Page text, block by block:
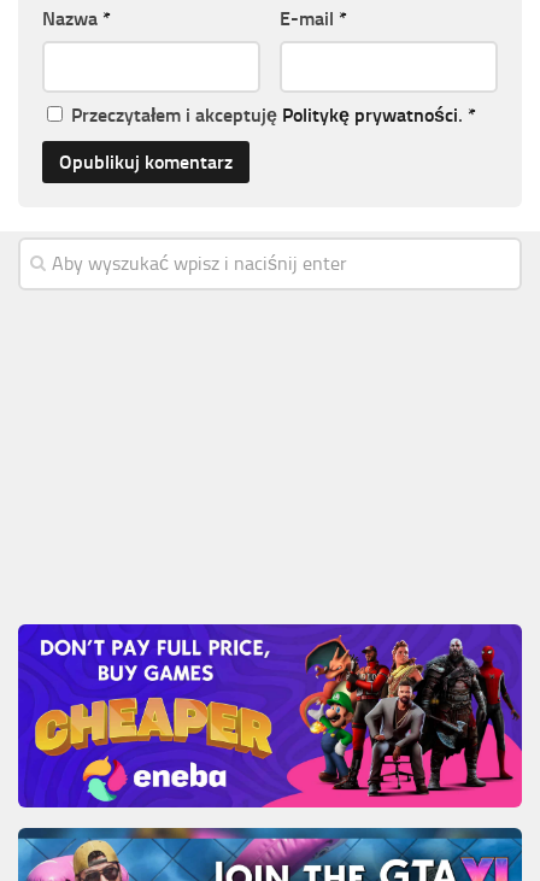
Nazwa * E-mail *
Przeczytałem i akceptuję Politykę prywatności. *